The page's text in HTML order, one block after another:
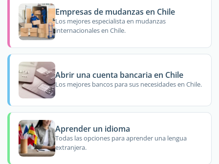
Empresas de mudanzas en Chile
Los mejores especialista en mudanzas
internacionales en Chile.
Abrir una cuenta bancaria en Chile
Los mejores bancos para sus necesidades en Chile.
Aprender un idioma
Todas las opciones para aprender una lengua
extranjera.